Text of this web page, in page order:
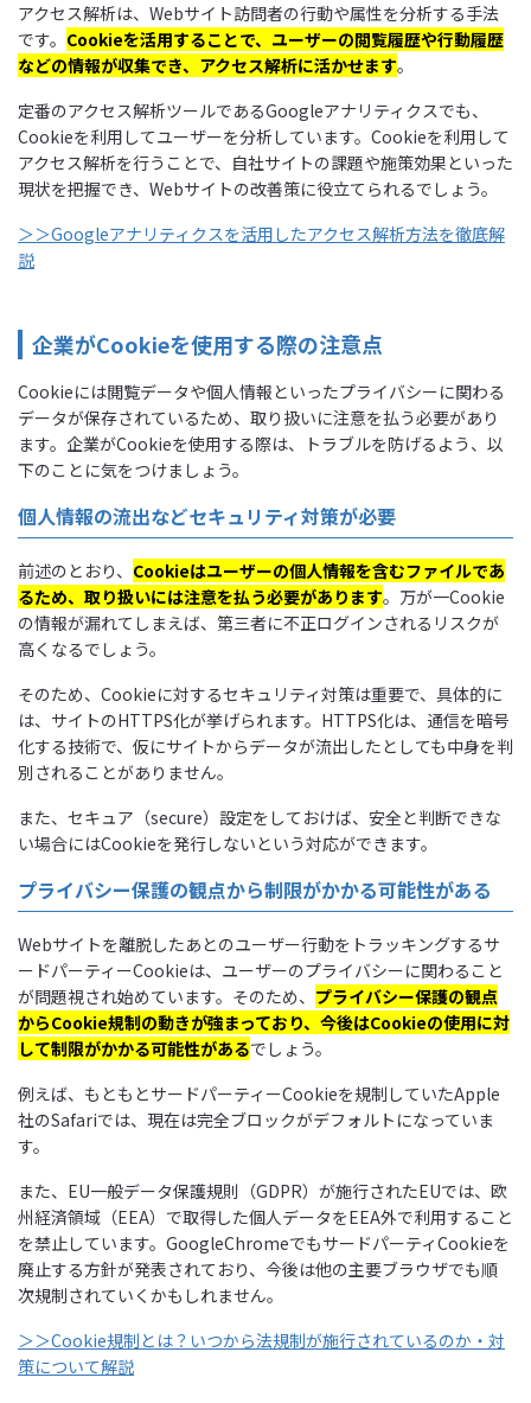
アクセス解析は、Webサイト訪問者の行動や属性を分析する手法
です。 Cookieを活用することで、ユーザーの閲覧履歴や行動履歴
などの情報が収集でき、アクセス解析に活かせます。
定番のアクセス解析ツールであるGoogleアナリティクスでも、
Cookieを利用してユーザーを分析しています。Cookieを利用して
アクセス解析を行うことで、自社サイトの課題や施策効果といった
現状を把握でき、Webサイトの改善策に役立てられるでしょう。
＞＞Googleアナリティクスを活用したアクセス解析方法を徹底解
説
企業がCookieを使用する際の注意点
Cookieには閲覧データや個人情報といったプライバシーに関わる
データが保存されているため、取り扱いに注意を払う必要があり
ます。企業がCookieを使用する際は、トラブルを防げるよう、以
下のことに気をつけましょう。
個人情報の流出などセキュリティ対策が必要
前述のとおり、 Cookieはユーザーの個人情報を含むファイルであ
るため、取り扱いには注意を払う必要があります。万が一Cookie
の情報が漏れてしまえば、第三者に不正ログインされるリスクが
高くなるでしょう。
そのため、Cookieに対するセキュリティ対策は重要で、具体的に
は、サイトのHTTPS化が挙げられます。HTTPS化は、通信を暗号
化する技術で、仮にサイトからデータが流出したとしても中身を判
別されることがありません。
また、セキュア（secure）設定をしておけば、安全と判断できな
い場合にはCookieを発行しないという対応ができます。
プライバシー保護の観点から制限がかかる可能性がある
Webサイトを離脱したあとのユーザー行動をトラッキングするサ
ードパーティーCookieは、ユーザーのプライバシーに関わること
が問題視され始めています。そのため、 プライバシー保護の観点
からCookie規制の動きが強まっており、今後はCookieの使用に対
して制限がかかる可能性があるでしょう。
例えば、もともとサードパーティーCookieを規制していたApple
社のSafariでは、現在は完全ブロックがデフォルトになっていま
す。
また、EU一般データ保護規則（GDPR）が施行されたEUでは、欧
州経済領域（EEA）で取得した個人データをEEA外で利用すること
を禁止しています。GoogleChromeでもサードパーティCookieを
廃止する方針が発表されており、今後は他の主要ブラウザでも順
次規制されていくかもしれません。
＞＞Cookie規制とは？いつから法規制が施行されているのか・対
策について解説